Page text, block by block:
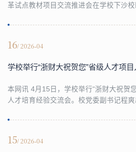
革试点教材项目交流推进会在学校下沙
进才出席会议并讲话。来自浙江大学、
人、教材建设专家代表参加会议。徐漾强
16/ 2026-04
本网讯 4月15日，学校举行“浙财大祝贺
人才培育经验交流会。校党委副书记程
高层次人才是学校事业发展的核心战略
才工作，他提出三点要求：一是高层次人
15/ 2026-04